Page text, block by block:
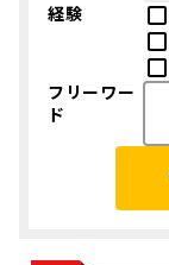
経験
フリーワー
ド